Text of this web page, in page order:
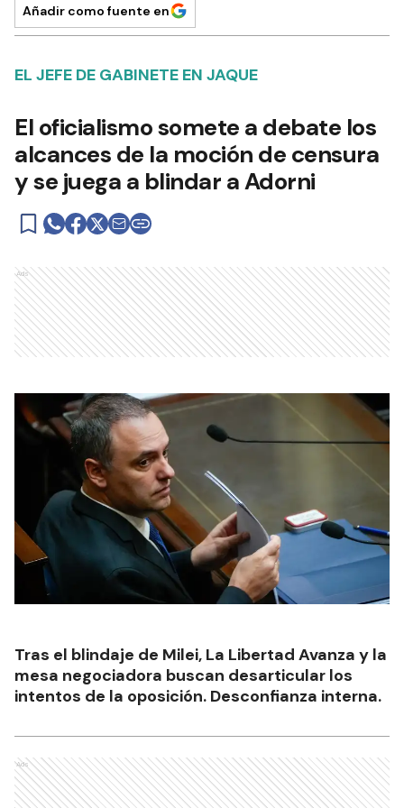
Añadir como fuente en
EL JEFE DE GABINETE EN JAQUE
El oficialismo somete a debate los
alcances de la moción de censura
y se juega a blindar a Adorni
Ads
Tras el blindaje de Milei, La Libertad Avanza y la
mesa negociadora buscan desarticular los
intentos de la oposición. Desconfianza interna.
Ads